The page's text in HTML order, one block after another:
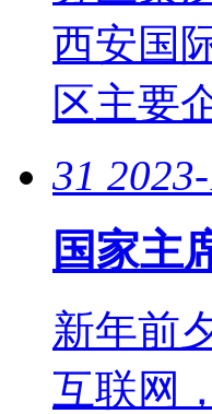
西安国
区主要
31
国家主
新年前
互联网